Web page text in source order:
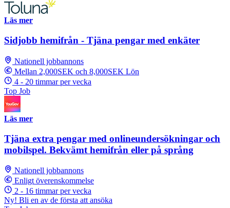
Läs mer
Sidjobb hemifrån - Tjäna pengar med enkäter
Nationell jobbannons
Mellan 2,000SEK och 8,000SEK Lön
4 - 20 timmar per vecka
Top Job
Läs mer
Tjäna extra pengar med onlineundersökningar och
mobilspel. Bekvämt hemifrån eller på språng
Nationell jobbannons
Enligt överenskommelse
2 - 16 timmar per vecka
Ny! Bli en av de första att ansöka